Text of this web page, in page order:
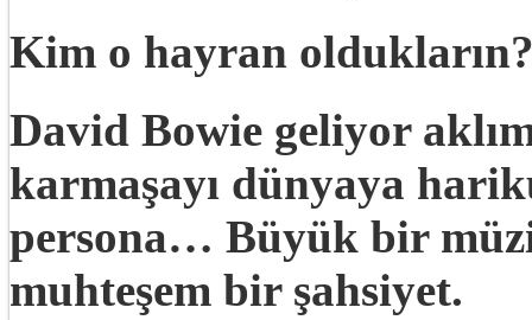
Kim o hayran
David Bowie geliyor
karmaşayı dünyaya
persona… Büyük bir
muhteşem bir şahsiyet.